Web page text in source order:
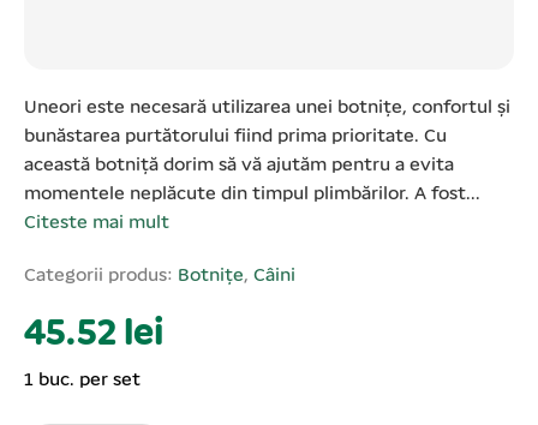
Uneori este necesară utilizarea unei botnițe, confortul și
bunăstarea purtătorului fiind prima prioritate. Cu
această botniță dorim să vă ajutăm pentru a evita
momentele neplăcute din timpul plimbărilor. A fost...
Citeste mai mult
Categorii produs: Botnițe, Câini
45.52 lei
1 buc. per set